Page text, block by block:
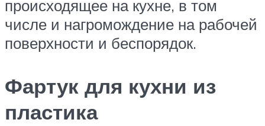
происходящее на кухне, в том
числе и нагромождение на рабочей
поверхности и беспорядок.
Фартук для кухни из
пластика